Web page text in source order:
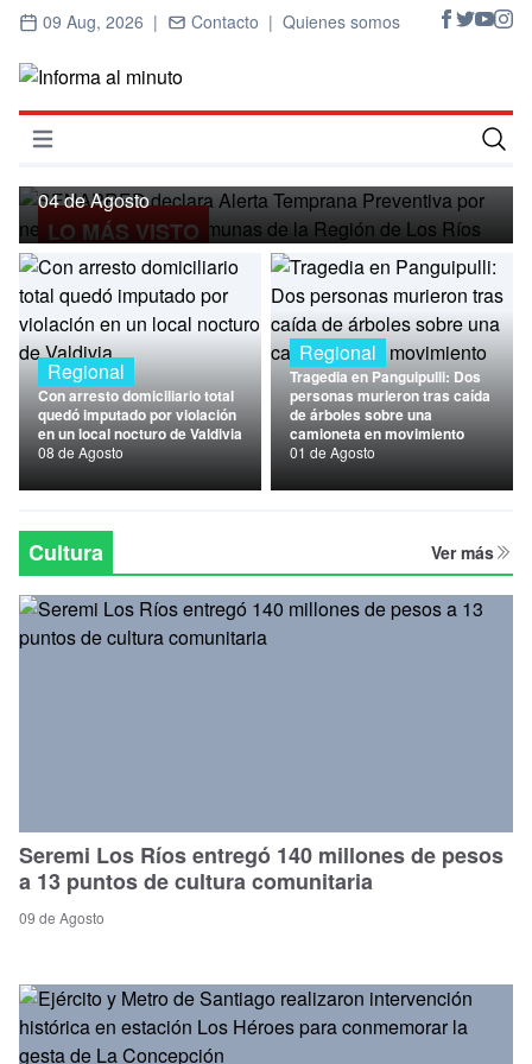
09 Aug, 2026 | Contacto | Quienes somos
Abrir menú
Inicio
Cultura
Deportes
Economía
Entrevistas
Nacional
Política
Regional
LO MÁS VISTO
Regional
SENAPRED declara Alerta Temprana
Preventiva por nevadas para ocho
04 de Agosto
Regional
Con arresto domiciliario total
quedó imputado por violación
en un local nocturo de Valdivia
08 de Agosto
Regional
Tragedia en Panguipulli: Dos
personas murieron tras caída
de árboles sobre una
camioneta en movimiento
01 de Agosto
Cultura Ver más
Seremi Los Ríos entregó 140 millones de pesos
a 13 puntos de cultura comunitaria
09 de Agosto